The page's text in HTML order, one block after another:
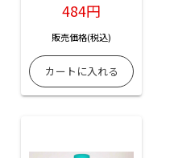
484円
販売価格(税込)